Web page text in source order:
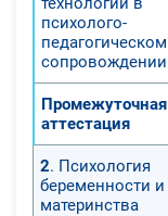
психолого-
педагогическом
сопровождении
Промежуточная
аттестация
2. Психология
беременности и
материнства